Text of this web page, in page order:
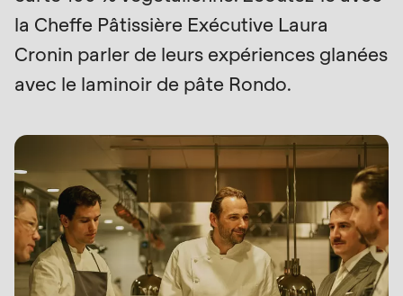
null
to
parameter
string
is
deprecated
in
la Cheffe Pâtissière Exécutive Laura
Cronin parler de leurs expériences glanées
avec le laminoir de pâte Rondo.
Profil